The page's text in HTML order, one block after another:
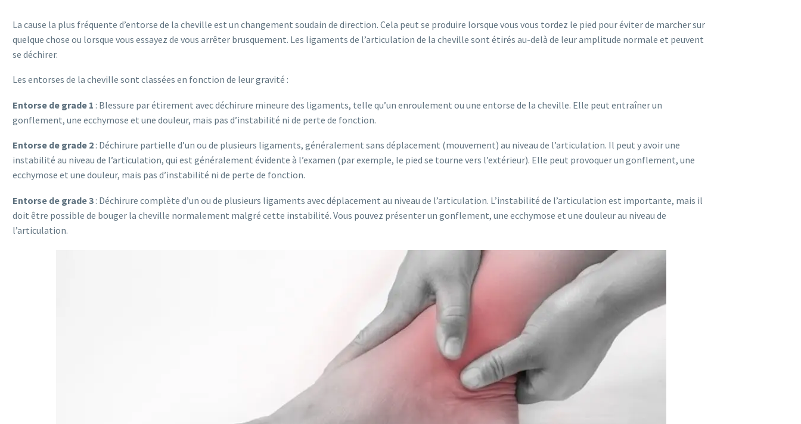
La cause la plus fréquente d’entorse de la cheville est un changement soudain de direction. Cela peut se produire lorsque vous vous tordez le pied pour éviter de marcher sur
quelque chose ou lorsque vous essayez de vous arrêter brusquement. Les ligaments de l’articulation de la cheville sont étirés au-delà de leur amplitude normale et peuvent
se déchirer.
Les entorses de la cheville sont classées en fonction de leur gravité :
Entorse de grade 1 : Blessure par étirement avec déchirure mineure des ligaments, telle qu’un enroulement ou une entorse de la cheville. Elle peut entraîner un
gonflement, une ecchymose et une douleur, mais pas d’instabilité ni de perte de fonction.
Entorse de grade 2 : Déchirure partielle d’un ou de plusieurs ligaments, généralement sans déplacement (mouvement) au niveau de l’articulation. Il peut y avoir une
instabilité au niveau de l’articulation, qui est généralement évidente à l’examen (par exemple, le pied se tourne vers l’extérieur). Elle peut provoquer un gonflement, une
ecchymose et une douleur, mais pas d’instabilité ni de perte de fonction.
Entorse de grade 3 : Déchirure complète d’un ou de plusieurs ligaments avec déplacement au niveau de l’articulation. L’instabilité de l’articulation est importante, mais il
doit être possible de bouger la cheville normalement malgré cette instabilité. Vous pouvez présenter un gonflement, une ecchymose et une douleur au niveau de
l’articulation.